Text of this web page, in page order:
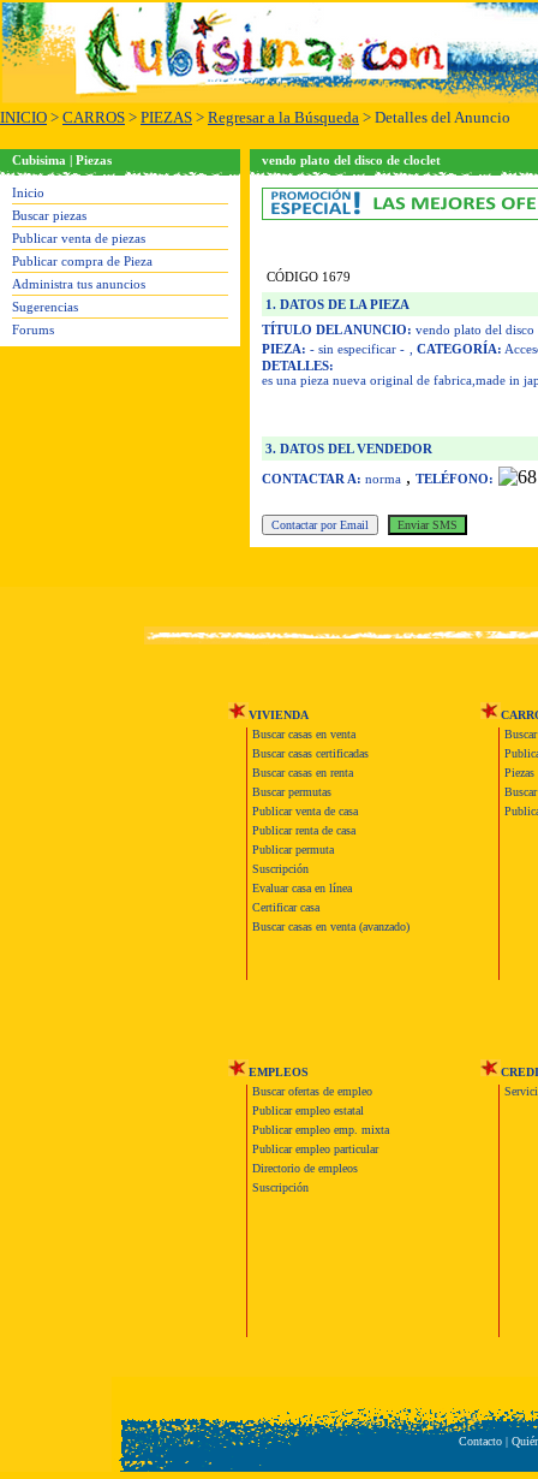
INICIO > CARROS > PIEZAS > Regresar a la Búsqueda > Detalles del Anuncio
Cubisima | Piezas
Inicio
Buscar piezas
Publicar venta de piezas
Publicar compra de Pieza
Administra tus anuncios
Sugerencias
Forums
vendo plato del disco de cloclet
CÓDIGO 1679
1. DATOS DE LA PIEZA
TÍTULO DEL ANUNCIO: vendo plato del disco
PIEZA: - sin especificar - CATEGORÍA:
DETALLES:
es una pieza nueva original de fabrica,made in
3. DATOS DEL VENDEDOR
CONTACTAR A: norma , TELÉFONO:
VIVIENDA
Buscar casas en venta
Buscar casas certificadas
Buscar casas en renta
Buscar permutas
Publicar venta de casa
Publicar renta de casa
Publicar permuta
Suscripción
Evaluar casa en línea
Certificar casa
Buscar casas en venta (avanzado)
Piezas
EMPLEOS
Buscar ofertas de empleo
Publicar empleo estatal
Publicar empleo emp. mixta
Publicar empleo particular
Directorio de empleos
Suscripción
Contacto|